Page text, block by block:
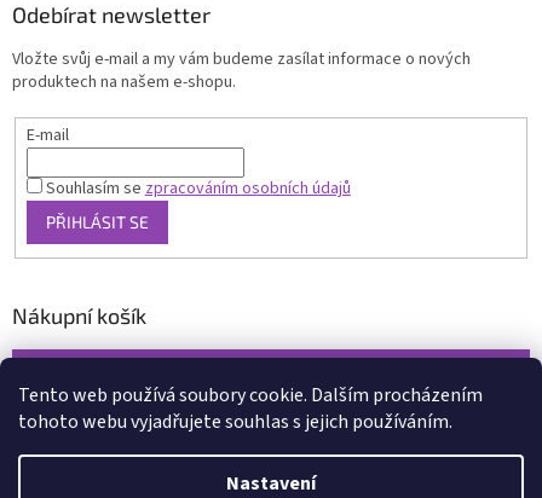
Tento web používá soubory cookie. Dalším procházením
tohoto webu vyjadřujete souhlas s jejich používáním.
Nastavení
Odebírat newsletter
Vložte svůj e-mail a my vám budeme zasílat informace o nových
produktech na našem e-shopu.
E-mail
Souhlasím sezpracováním osobních údajů
PŘIHLÁSIT SE
Nákupní košík
Vytvořil Shoptet